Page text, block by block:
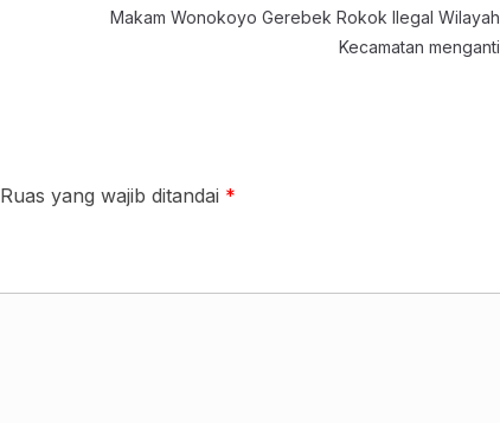
Makam Wonokoyo Gerebek Rokok Ilegal Wilayah
Kecamatan menganti
Ruas yang wajib ditandai *